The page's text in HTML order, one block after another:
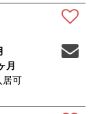
月
可